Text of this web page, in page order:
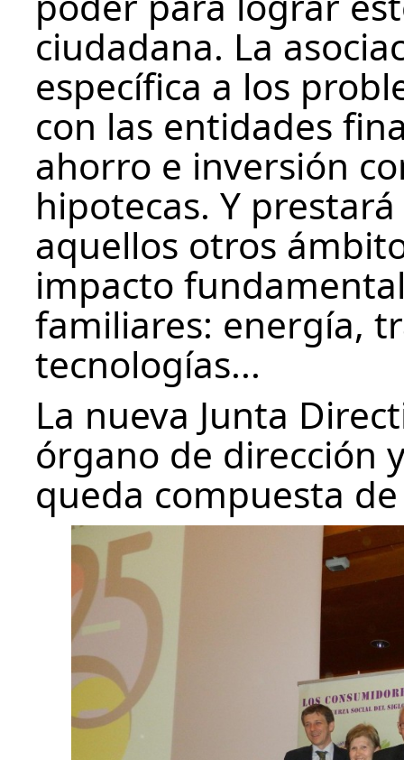
ciudadana. La
específica a los
con las entidades
ahorro e inversión
hipotecas. Y
aquellos otros
impacto
familiares: energía,
tecnologías...
La nueva Junta
órgano de dirección
queda compuesta